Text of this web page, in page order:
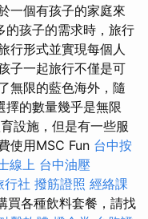
一個有孩子的家庭來
的孩子的需求時，旅行
行形式並實現每個人
子一起旅行不僅是可
無限的藍色海外，隨
擇的數量幾乎是無限
設施，但是有一些服
使用MSC Fun 台中按
線上 台中油壓
行社 撥筋證照 經絡課
買各種飲料套餐，請找